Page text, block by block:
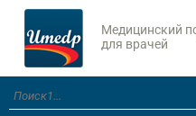
Медицинский
для врачей